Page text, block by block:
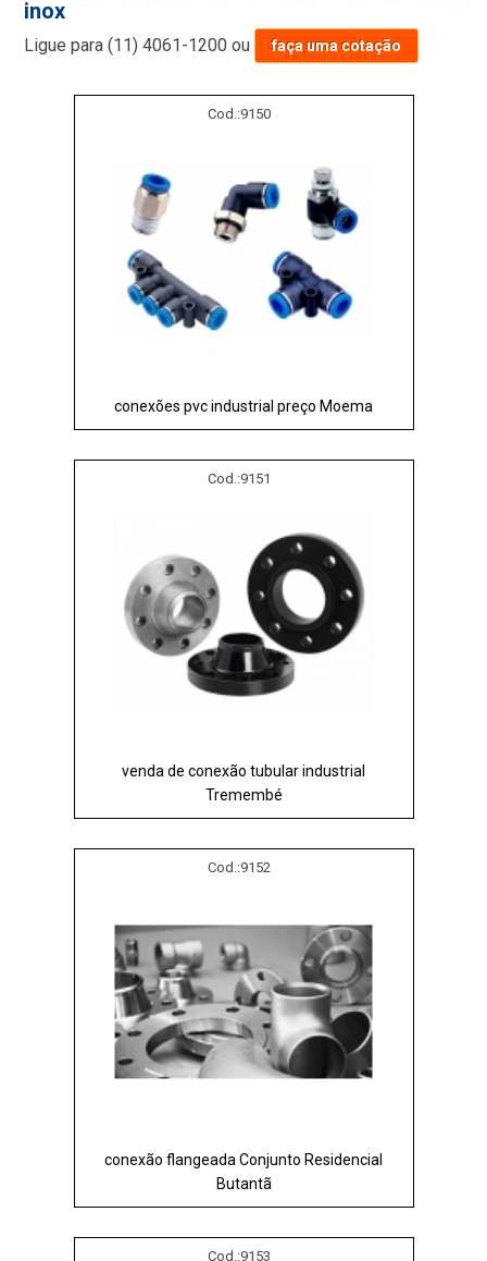
inox
Ligue para(11) 4061-1200 ou faça uma cotação
Cod.:9150
conexões pvc industrial preço Moema
Cod.:9151
venda de conexão tubular industrial
Tremembé
Cod.:9152
conexão flangeada Conjunto Residencial
Butantã
Cod.:9153